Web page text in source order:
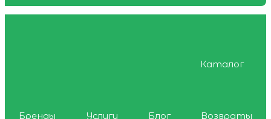
Каталог
Бренды Услуги Блог
Возвраты